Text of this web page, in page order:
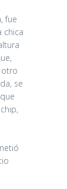
fue
chica
otro
se